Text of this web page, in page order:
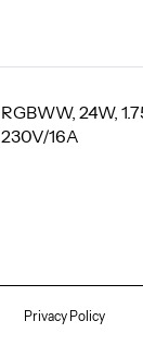
RGBWW, 24W,
230V/16A
Privacy Policy